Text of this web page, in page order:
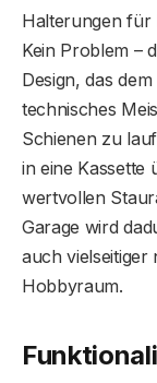
Halterungen für
Kein Problem –
Design, das
technisches
Schienen zu
in eine Kassette
wertvollen
Garage wird
auch vielseitiger
Hobbyraum.